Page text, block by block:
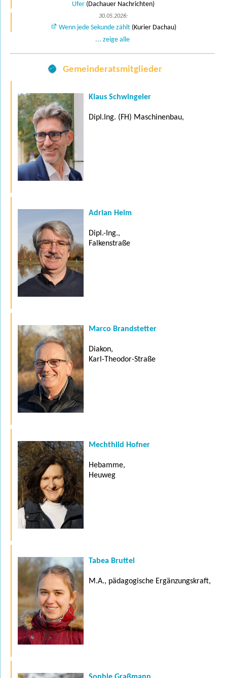
Ufer(Dachauer Nachrichten)
30.05.2026:
Wenn jede Sekunde zählt (Kurier Dachau)
... zeige alle
Gemeinderatsmitglieder
Klaus Schwingeler
Dipl.Ing. (FH) Maschinenbau,
Adrian Heim
Dipl.-Ing.,
Falkenstraße
Marco Brandstetter
Diakon,
Karl-Theodor-Straße
Mechthild Hofner
Hebamme,
Heuweg
Tabea Bruttel
M.A., pädagogische Ergänzungskraft,